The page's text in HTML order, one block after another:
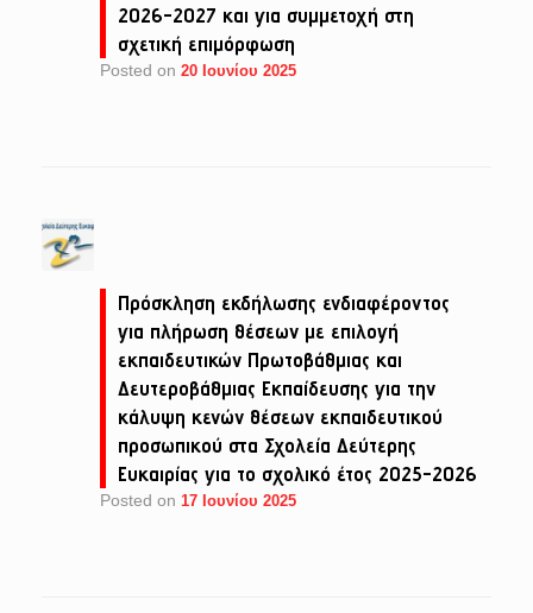
2026-2027 και για συμμετοχή στη
σχετική επιμόρφωση
Posted on 20 Ιουνίου 2025
Πρόσκληση εκδήλωσης ενδιαφέροντος
για πλήρωση θέσεων με επιλογή
εκπαιδευτικών Πρωτοβάθμιας και
Δευτεροβάθμιας Εκπαίδευσης για την
κάλυψη κενών θέσεων εκπαιδευτικού
προσωπικού στα Σχολεία Δεύτερης
Ευκαιρίας για το σχολικό έτος 2025-2026
Posted on 17 Ιουνίου 2025